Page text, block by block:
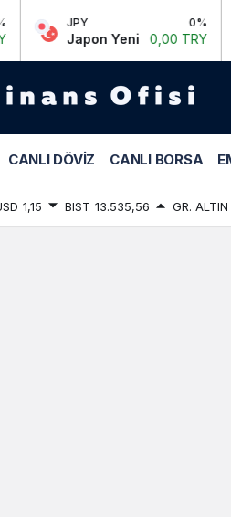
JPY
Japon Yeni 0,00 TRY
CANLI DÖVIZ CANLI BORSA
1,15 BIST 13.535,56 GR. ALTIN